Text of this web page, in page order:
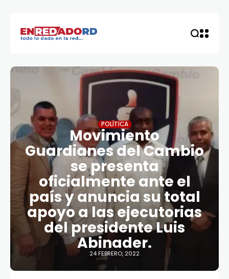
POLÍTICA
Movimiento
Guardianes del Cambio
se presenta
oficialmente ante el
país y anuncia su total
apoyo a las ejecutorias
del presidente Luis
Abinader.
24 FEBRERO, 2022